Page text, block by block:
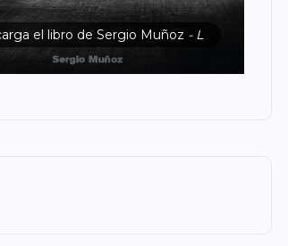
el libro de Sergio Muñoz - L